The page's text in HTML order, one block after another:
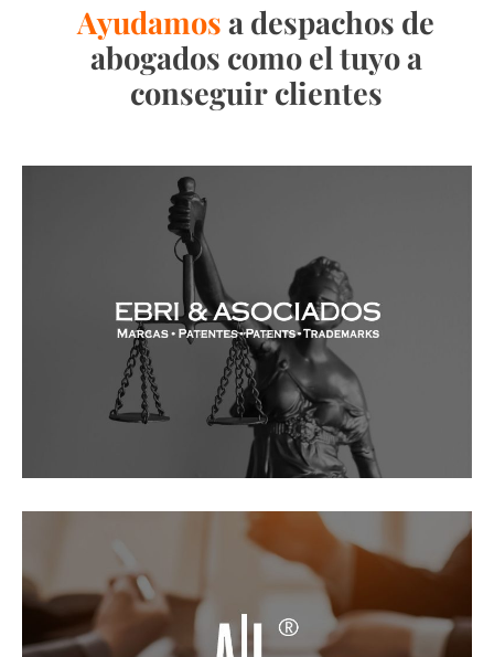
Ayudamosa despachos de
abogados como el tuyo a
conseguir clientes